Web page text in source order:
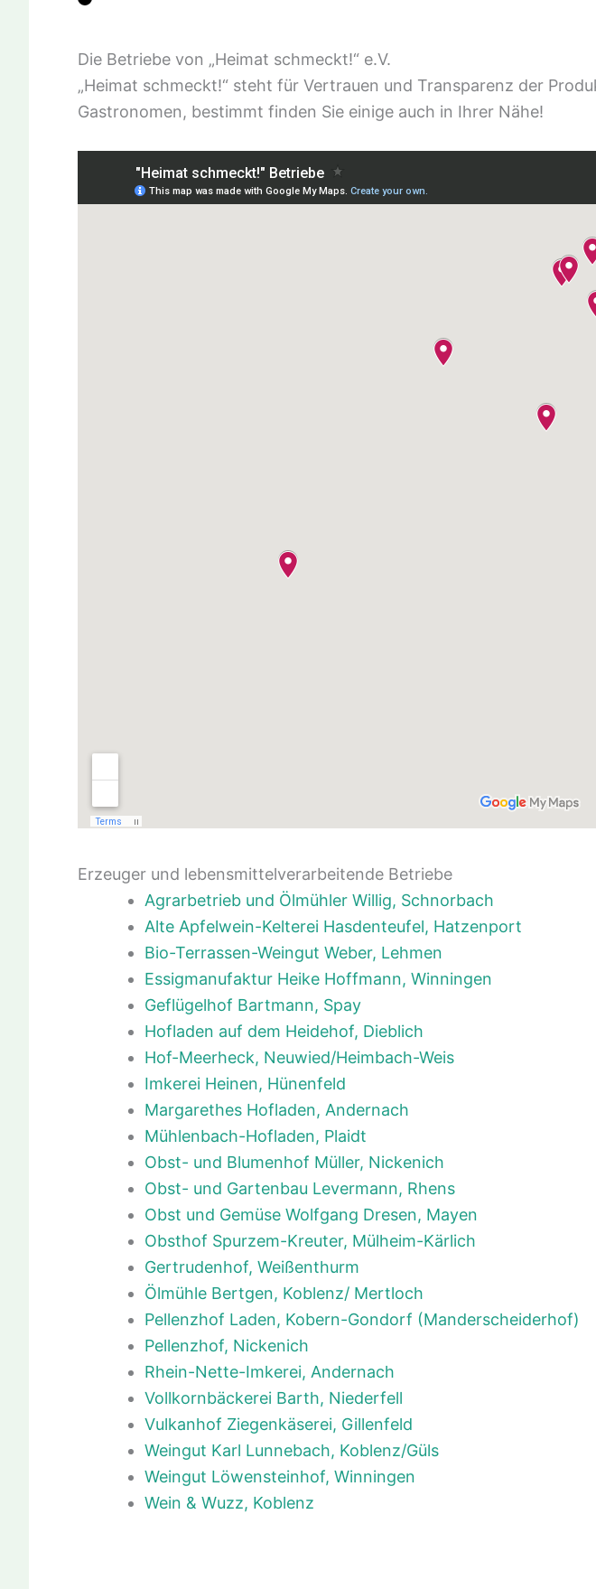
Die Betriebe von „Heimat schmeckt!“ e.V.
„Heimat schmeckt!“ steht für Vertrauen und Transparenz der
Gastronomen, bestimmt finden Sie einige auch in Ihrer Nähe!
Erzeuger und lebensmittelverarbeitende Betriebe
Agrarbetrieb und Ölmühler Willig, Schnorbach
Alte Apfelwein-Kelterei Hasdenteufel, Hatzenport
Bio-Terrassen-Weingut Weber, Lehmen
Essigmanufaktur Heike Hoffmann, Winningen
Geflügelhof Bartmann, Spay
Hofladen auf dem Heidehof, Dieblich
Hof-Meerheck, Neuwied/Heimbach-Weis
Imkerei Heinen, Hünenfeld
Margarethes Hofladen, Andernach
Mühlenbach-Hofladen, Plaidt
Obst- und Blumenhof Müller, Nickenich
Obst- und Gartenbau Levermann, Rhens
Obst und Gemüse Wolfgang Dresen, Mayen
Obsthof Spurzem-Kreuter, Mülheim-Kärlich
Gertrudenhof, Weißenthurm
Ölmühle Bertgen, Koblenz/ Mertloch
Pellenzhof Laden, Kobern-Gondorf (Manderscheiderhof)
Pellenzhof, Nickenich
Rhein-Nette-Imkerei, Andernach
Vollkornbäckerei Barth, Niederfell
Vulkanhof Ziegenkäserei, Gillenfeld
Weingut Karl Lunnebach, Koblenz/Güls
Weingut Löwensteinhof, Winningen
Wein & Wuzz, Koblenz